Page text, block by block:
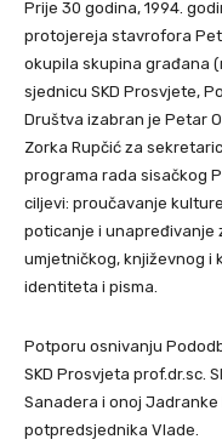
Prije 30 godina, 1994.
protojereja stavrofora
okupila skupina građana
sjednicu SKD Prosvjete,
Društva izabran je Petar
Zorka Rupčić za
programa rada sisačkog
ciljevi: proučavanje
poticanje i unapređivanje
umjetničkog, književnog i
identiteta i pisma.
Potporu osnivanju
SKD Prosvjeta prof.dr.sc.
Sanadera i onoj
potpredsjednika Vlade.